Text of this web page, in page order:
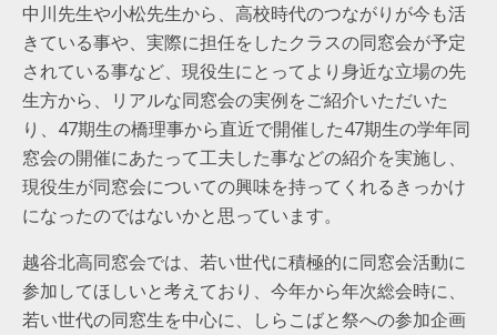
中川先生や小松先生から、高校時代のつながりが今も活
きている事や、実際に担任をしたクラスの同窓会が予定
されている事など、現役生にとってより身近な立場の先
生方から、リアルな同窓会の実例をご紹介いただいた
り、47期生の橋理事から直近で開催した47期生の学年同
窓会の開催にあたって工夫した事などの紹介を実施し、
現役生が同窓会についての興味を持ってくれるきっかけ
になったのではないかと思っています。
越谷北高同窓会では、若い世代に積極的に同窓会活動に
参加してほしいと考えており、今年から年次総会時に、
若い世代の同窓生を中心に、しらこばと祭への参加企画